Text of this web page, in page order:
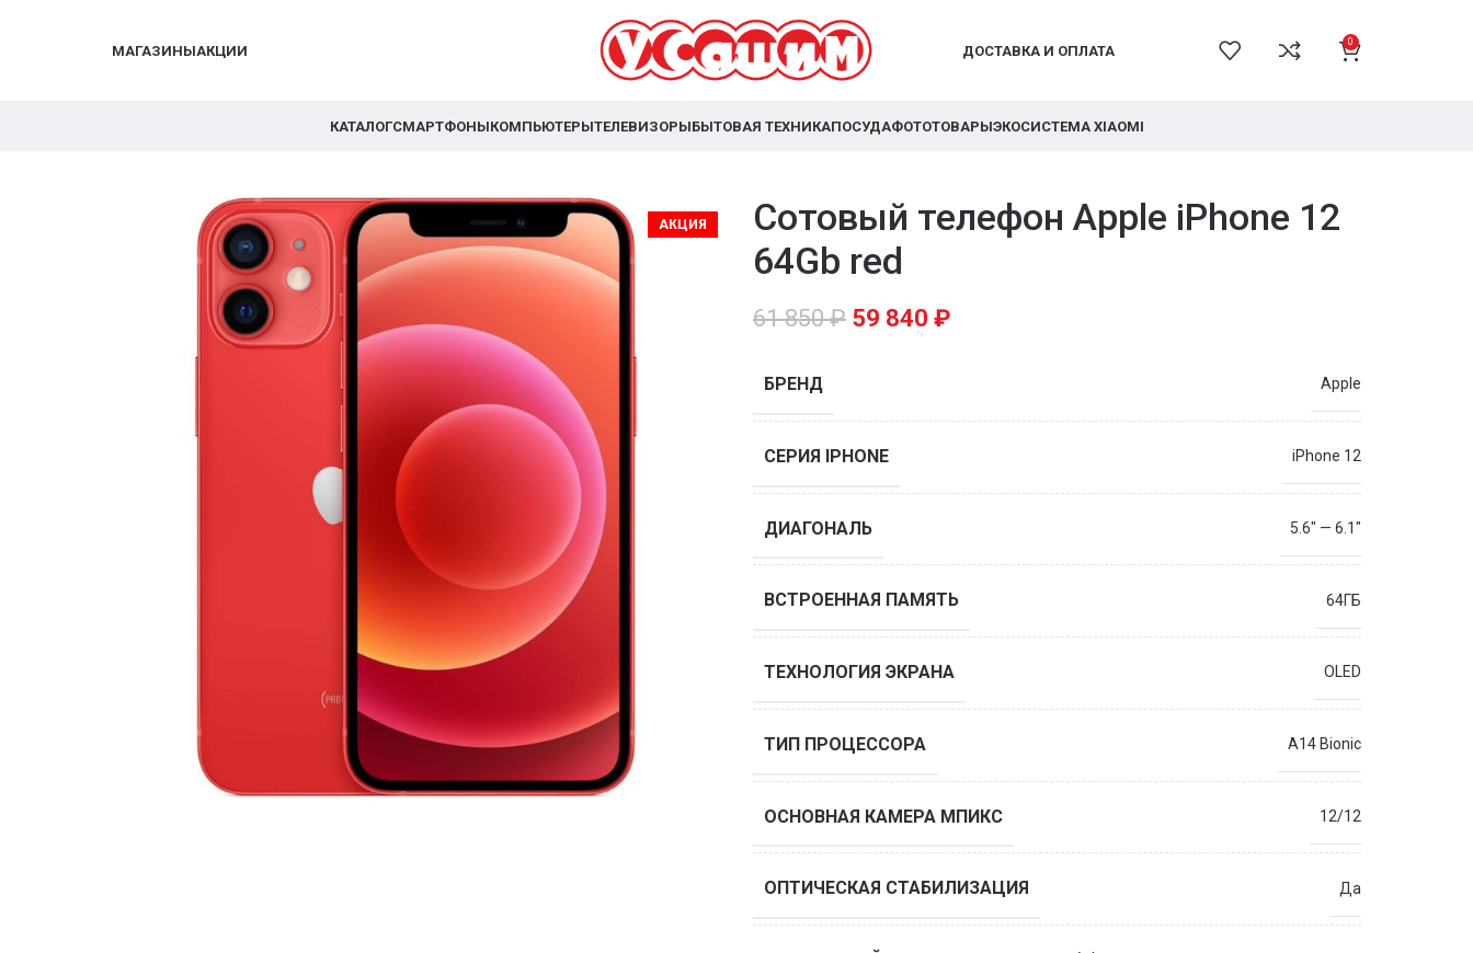
МАГАЗИНЫАКЦИИ ДОСТАВКА И ОПЛАТА
0
КАТАЛОГСМАРТФОНЫКОМПЬЮТЕРЫТЕЛЕВИЗОРЫБЫТОВАЯ ТЕХНИКАПОСУДАФОТОТОВАРЫЭКОСИСТЕМА XIAOMI
АКЦИЯ
Cотовый телефон Apple iPhone 12
64Gb red
61 850₽ 59 840 ₽
БРЕНД Apple
СЕРИЯ IPHONE iPhone 12
ДИАГОНАЛЬ 5.6" — 6.1"
ВСТРОЕННАЯ ПАМЯТЬ 64ГБ
ТЕХНОЛОГИЯ ЭКРАНА OLED
ТИП ПРОЦЕССОРА A14 Bionic
ОСНОВНАЯ КАМЕРА МПИКС 12/12
ОПТИЧЕСКАЯ СТАБИЛИЗАЦИЯ Да